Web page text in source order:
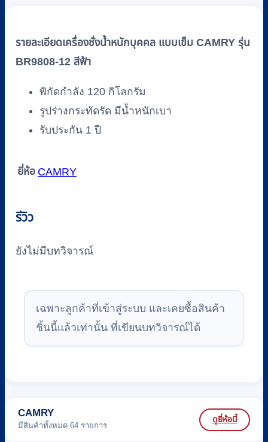
BR9808-
สี
รายละเอียดเครื่องชั่งน้ำหนักบุคคล แบบเข็ม CAMRY รุ่น
BR9808-12 สีฟ้า
พิกัดกำลัง 120 กิโลกรัม
รูปร่างกระทัดรัด มีน้ำหนักเบา
รับประกัน 1 ปี
ยี่ห้อ CAMRY
รีวิว
ยังไม่มีบทวิจารณ์
เฉพาะลูกค้าที่เข้าสู่ระบบ และเคยซื้อสินค้า
ชิ้นนี้แล้วเท่านั้น ที่เขียนบทวิจารณ์ได้
CAMRY
มีสินค้าทั้งหมด 64 รายการ
ดูยี่ห้อนี้